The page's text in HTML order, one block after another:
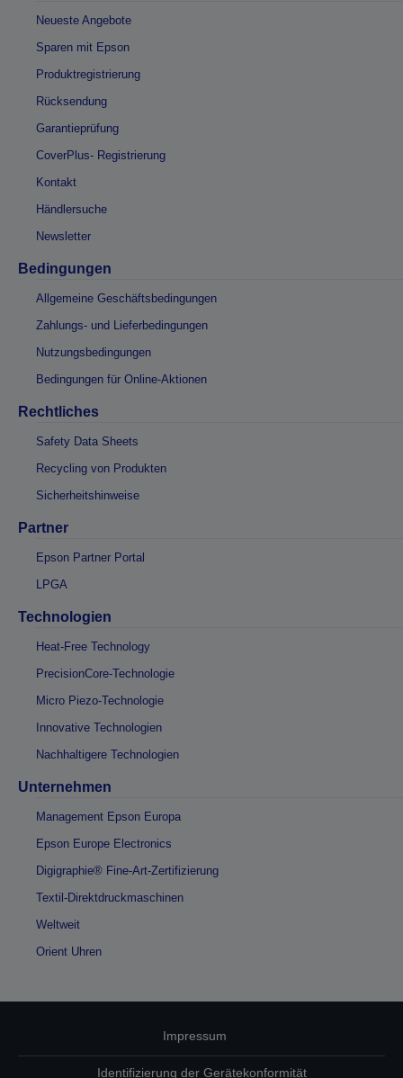
Neueste Angebote
Sparen mit Epson
Produktregistrierung
Rücksendung
Garantieprüfung
CoverPlus- Registrierung
Kontakt
Händlersuche
Newsletter
Bedingungen
Allgemeine Geschäftsbedingungen
Zahlungs- und Lieferbedingungen
Nutzungsbedingungen
Bedingungen für Online-Aktionen
Rechtliches
Safety Data Sheets
Recycling von Produkten
Sicherheitshinweise
Partner
Epson Partner Portal
LPGA
Technologien
Heat-Free Technology
PrecisionCore-Technologie
Micro Piezo-Technologie
Innovative Technologien
Nachhaltigere Technologien
Unternehmen
Management Epson Europa
Epson Europe Electronics
Digigraphie® Fine-Art-Zertifizierung
Textil-Direktdruckmaschinen
Weltweit
Orient Uhren
Impressum
Identifizierung der Gerätekonformität